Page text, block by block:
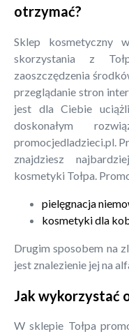
otrzymać?
Sklep kosmetyczny
skorzystania z
zaoszczędzenia
przeglądanie stron
jest dla Ciebie
doskonałym
promocjedladzieci.pl.
znajdziesz
kosmetyki Tołpa.
pielęgnacja
kosmetyki dla
Drugim sposobem na
jest znalezienie jej na
Jak wykorzystać
W sklepie Tołpa